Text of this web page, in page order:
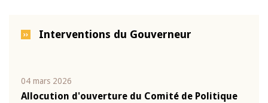
Interventions du Gouverneur
04 mars 2026
Allocution d'ouverture du Comité de Politique